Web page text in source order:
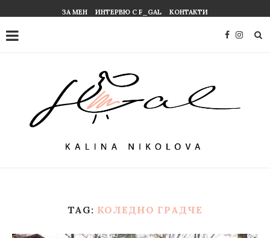
ЗА МЕН ИНТЕРВЮ С F_GAL КОНТАКТИ
TAG: КОЛЕДНО ГРАДЧЕ